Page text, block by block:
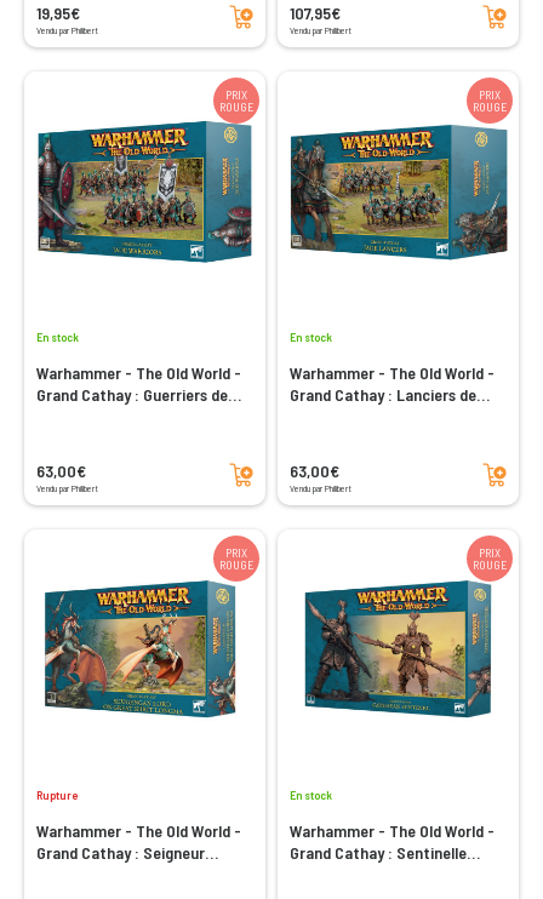
19,95€
Vendu par Philibert
107,95€
Vendu par Philibert
PRIX
ROUGE
En stock
Warhammer - The Old World -
Grand Cathay : Guerriers de
63,00€
Vendu par Philibert
Ajouter au panier
PRIX
ROUGE
En stock
Warhammer - The Old World -
Grand Cathay : Lanciers de
63,00€
Vendu par Philibert
Ajouter au panier
PRIX
ROUGE
Rupture
Warhammer - The Old World -
Grand Cathay : Seigneur
PRIX
ROUGE
En stock
Warhammer - The Old World -
Grand Cathay : Sentinelle